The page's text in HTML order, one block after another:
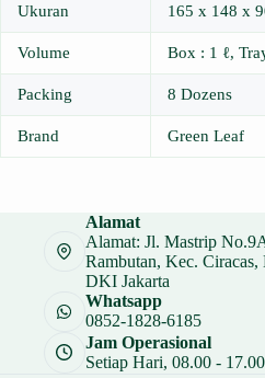
Ukuran 165 x 148 x
Volume Box : 1 ℓ,
Packing 8 Dozens
Brand Green Leaf
Alamat
Alamat: Jl. Mastrip
Rambutan, Kec. Ciracas,
DKI Jakarta
Whatsapp
0852-1828-6185
Jam Operasional
Setiap Hari, 08.00 -